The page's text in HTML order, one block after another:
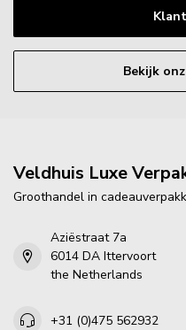
Bekijk
Veldhuis Luxe
Groothandel in
Aziëstraat 7a
6014 DA Ittervoort
the Netherlands
+31 (0)475 562932